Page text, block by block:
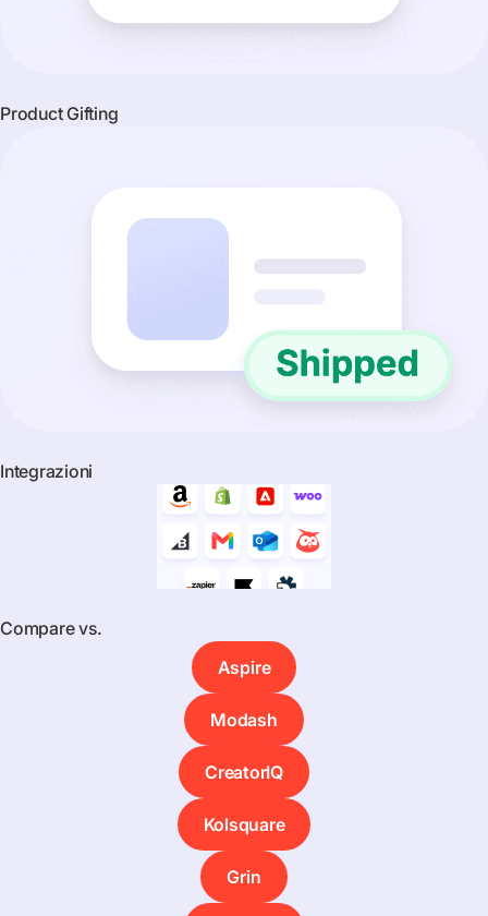
Product Gifting
Integrazioni
Compare vs.
Aspire
Modash
CreatorIQ
Kolsquare
Grin